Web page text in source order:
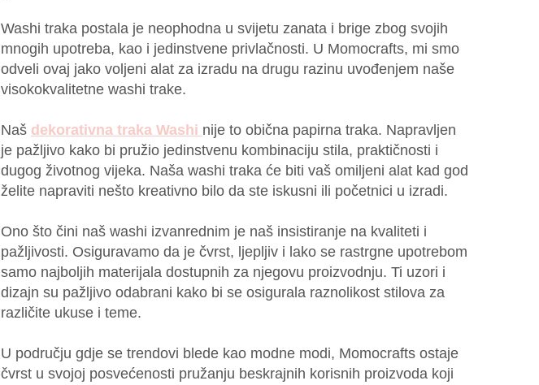
Washi traka postala je neophodna u svijetu zanata i brige zbog svojih
mnogih upotreba, kao i jedinstvene privlačnosti. U Momocrafts, mi smo
odveli ovaj jako voljeni alat za izradu na drugu razinu uvođenjem naše
visokokvalitetne washi trake.
Naš dekorativna traka Washi nije to obična papirna traka. Napravljen
je pažljivo kako bi pružio jedinstvenu kombinaciju stila, praktičnosti i
dugog životnog vijeka. Naša washi traka će biti vaš omiljeni alat kad god
želite napraviti nešto kreativno bilo da ste iskusni ili početnici u izradi.
Ono što čini naš washi izvanrednim je naš insistiranje na kvaliteti i
pažljivosti. Osiguravamo da je čvrst, ljepljiv i lako se rastrgne upotrebom
samo najboljih materijala dostupnih za njegovu proizvodnju. Ti uzori i
dizajn su pažljivo odabrani kako bi se osigurala raznolikost stilova za
različite ukuse i teme.
U području gdje se trendovi blede kao modne modi, Momocrafts ostaje
čvrst u svojoj posvećenosti pružanju beskrajnih korisnih proizvoda koji